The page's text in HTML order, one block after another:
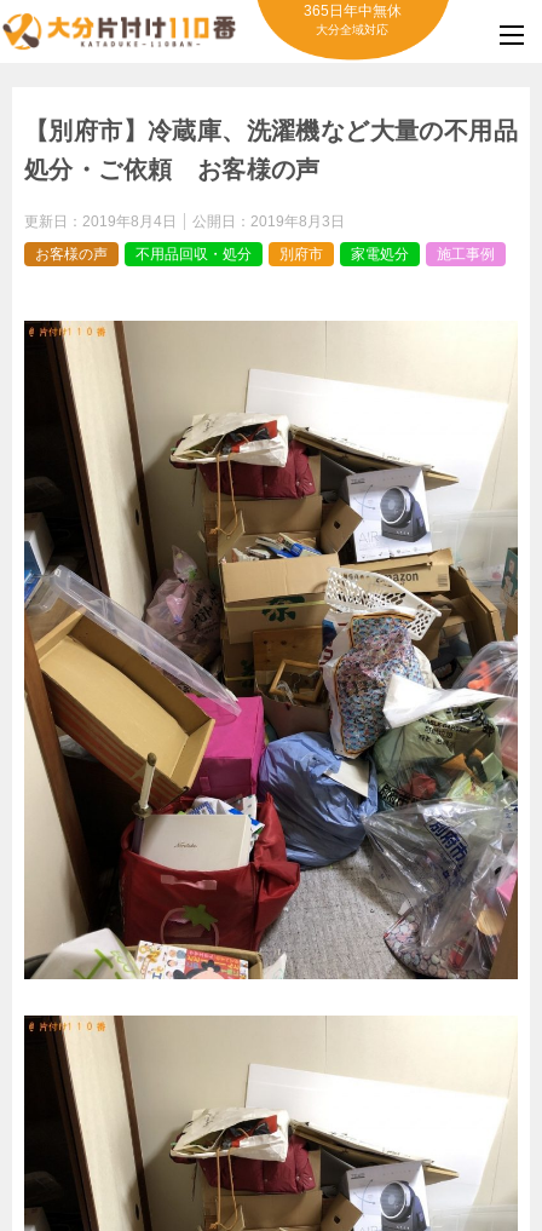
365日年中無休
大分全域対応
【別府市】冷蔵庫、洗濯機など大量の不用品
処分・ご依頼 お客様の声
更新日： 2019年8月4日 公開日： 2019年8月3日
お客様の声
不用品回収・処分 別府市 家電処分 施工事例